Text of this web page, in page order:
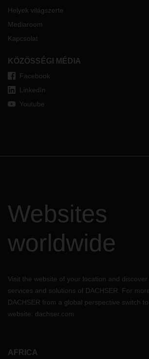
Helyek világszerte
Mediaroom
Kapcsolat
KÖZÖSSÉGI MÉDIA
Facebook
LinkedIn
Youtube
Websites
worldwide
Visit the website of your location and
services and solutions of DACHSER. For
DACHSER from a global perspective switch
website: dachser.com
AFRICA